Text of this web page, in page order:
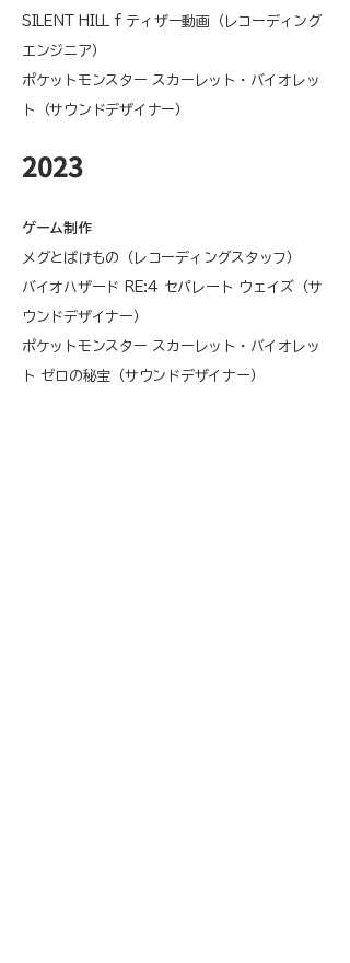
SILENT HILL f ティザー動画（レコーディング
エンジニア）
ポケットモンスター スカーレット・バイオレッ
ト（サウンドデザイナー）​
ゲーム制作​
​メグとばけもの（レコーディングスタッフ）
バイオハザード RE:4 セパレート ウェイズ（サ
ウンドデザイナー）
ポケットモンスター スカーレット・バイオレッ
ト ゼロの秘宝（サウンドデザイナー）​​​​​​
​2023